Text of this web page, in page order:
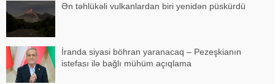
Ən təhlükəli vulkanlardan biri yenidən püskürdü
İranda siyasi böhran yaranacaq – Pezeşkianın
istefası ilə bağlı mühüm açıqlama